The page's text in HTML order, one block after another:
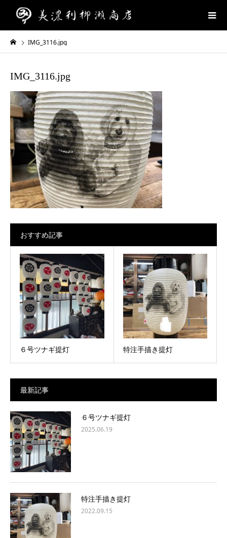
IMG_3116.jpg
IMG_3116.jpg
おすすめ記事
６号ツナギ提灯 特注手描き提灯
最新記事
６号ツナギ提灯
2025.06.19
特注手描き提灯
2022.09.15